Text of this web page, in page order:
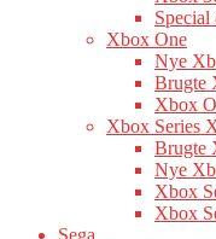
Xbox One
Nye
Brugte
Xbox
Xbox Series
Brugte
Nye
Xbox
Xbox